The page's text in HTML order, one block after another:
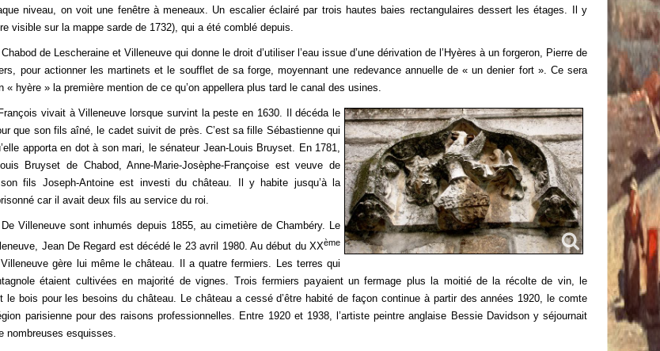
niveau, on voit une fenêtre à meneaux. Un escalier éclairé par trois hautes baies rectangulaires dessert les étages. Il y
visible sur la mappe sarde de 1732), qui a été comblé depuis.
de Lescheraine et Villeneuve qui donne le droit d’utiliser l’eau issue d’une dérivation de l’Hyères à un forgeron, Pierre de
pour actionner les martinets et le soufflet de sa forge, moyennant une redevance annuelle de « un denier fort ». Ce sera
« hyère » la première mention de ce qu’on appellera plus tard le canal des usines.
vivait à Villeneuve lorsque survint la peste en 1630. Il décéda le
que son fils aîné, le cadet suivit de près. C’est sa fille Sébastienne qui
apporta en dot à son mari, le sénateur Jean-Louis Bruyset. En 1781,
Bruyset de Chabod, Anne-Marie-Josèphe-Françoise est veuve de
fils Joseph-Antoine est investi du château. Il y habite jusqu’à la
car il avait deux fils au service du roi.
Villeneuve sont inhumés depuis 1855, au cimetière de Chambéry. Le
Jean De Regard est décédé le 23 avril 1980. Au début du XXème
gère lui même le château. Il a quatre fermiers. Les terres qui
étaient cultivées en majorité de vignes. Trois fermiers payaient un fermage plus la moitié de la récolte de vin, le
le bois pour les besoins du château. Le château a cessé d’être habité de façon continue à partir des années 1920, le comte
parisienne pour des raisons professionnelles. Entre 1920 et 1938, l’artiste peintre anglaise Bessie Davidson y séjournait
nombreuses esquisses.